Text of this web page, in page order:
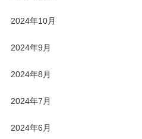
2024年10月
2024年9月
2024年8月
2024年7月
2024年6月